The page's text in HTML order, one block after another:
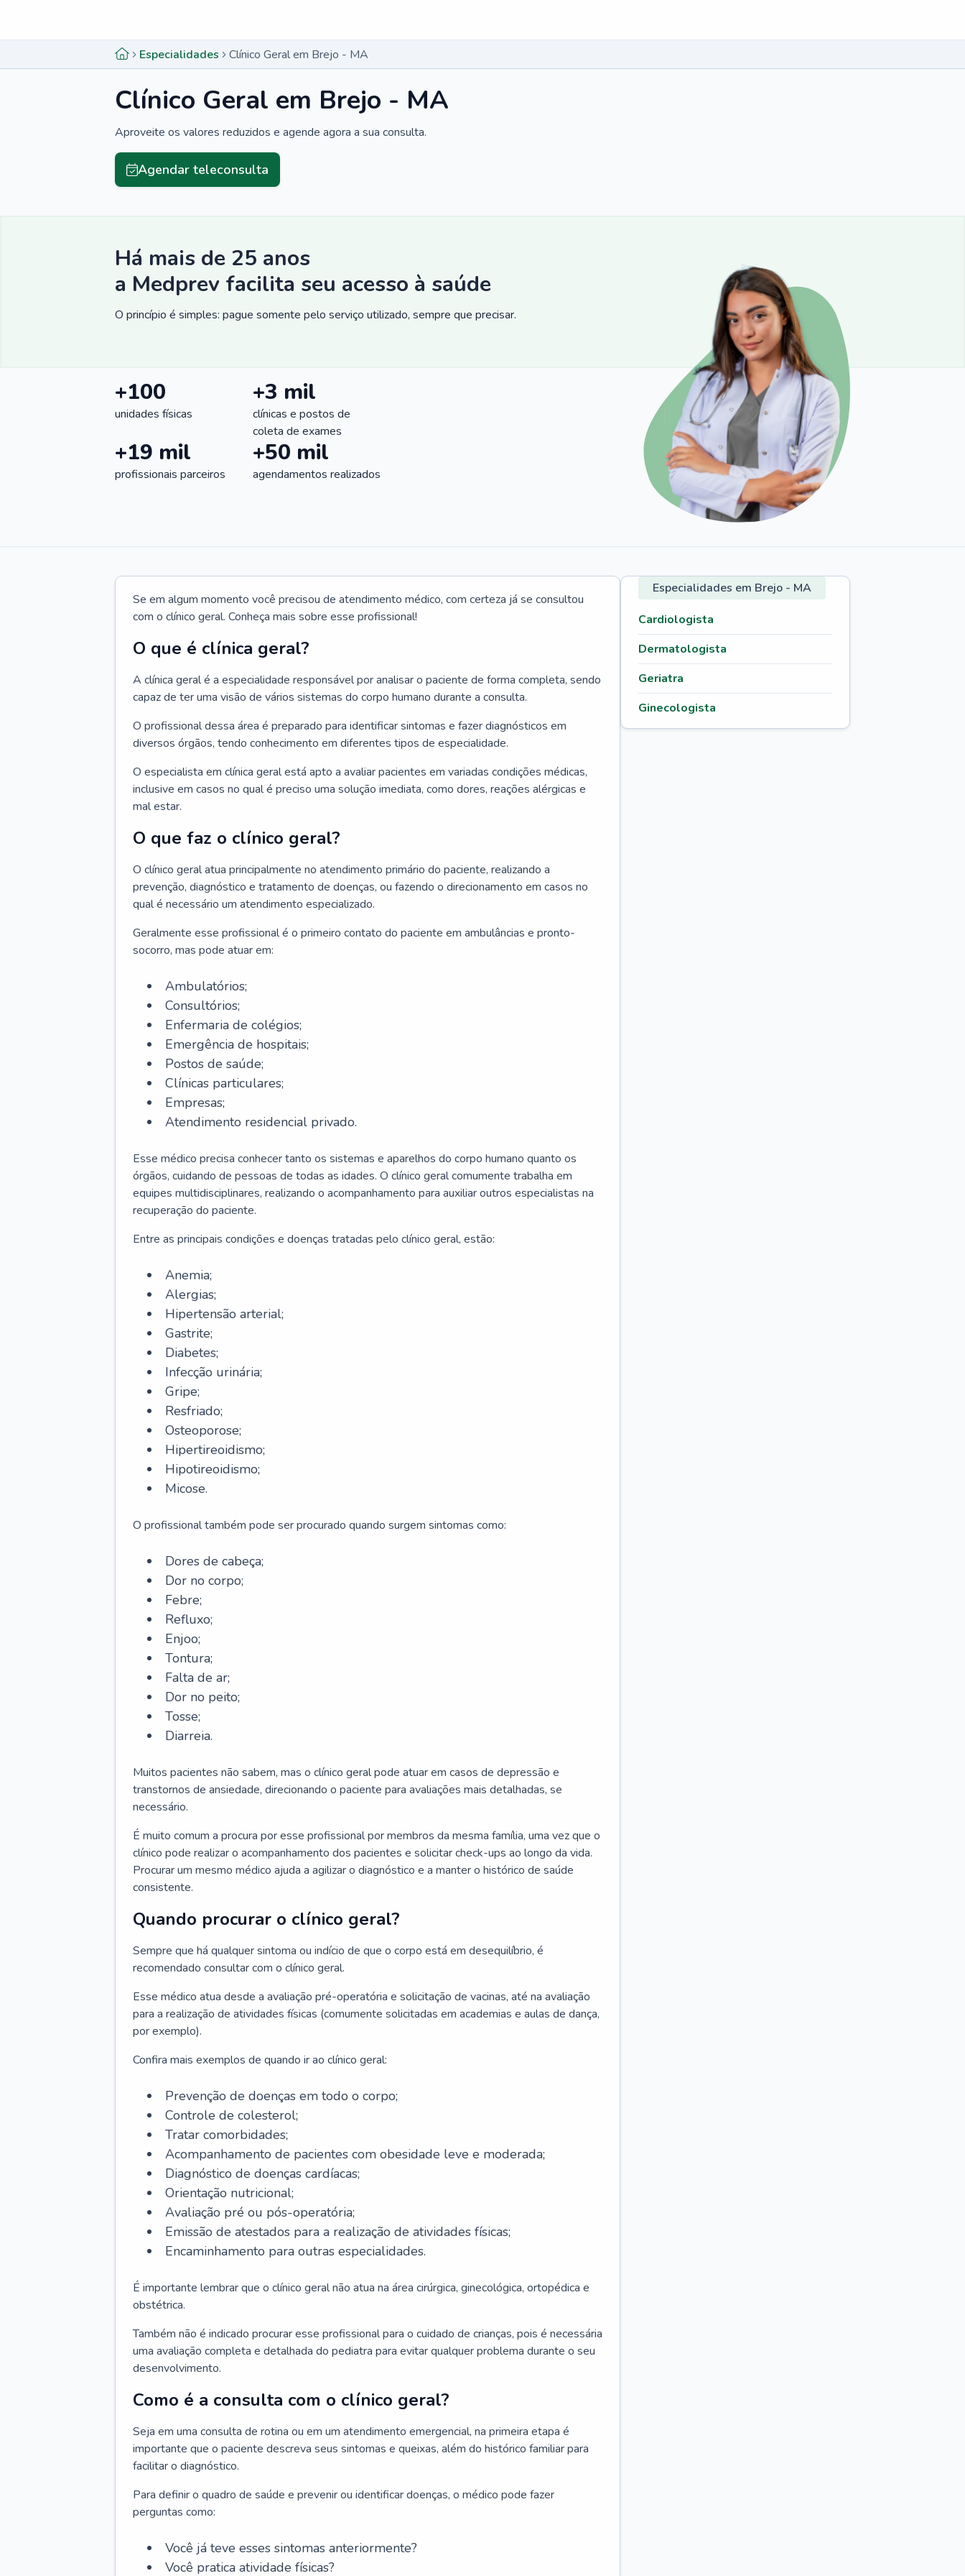
Especialidades Clínico Geral em Brejo - MA
Clínico Geral em Brejo - MA
Aproveite os valores reduzidos e agende agora a sua consulta.
Agendar teleconsulta
Há mais de 25 anos
a Medprev facilita seu acesso à saúde
O princípio é simples: pague somente pelo serviço utilizado, sempre que precisar.
+100
unidades físicas
+3 mil
clínicas e postos de
coleta de exames
+19 mil
profissionais parceiros
+50 mil
agendamentos realizados
Se em algum momento você precisou de atendimento médico, com certeza já se consultou
com o clínico geral. Conheça mais sobre esse profissional!
O que é clínica geral?
A clínica geral é a especialidade responsável por analisar o paciente de forma completa, sendo
capaz de ter uma visão de vários sistemas do corpo humano durante a consulta.
O profissional dessa área é preparado para identificar sintomas e fazer diagnósticos em
diversos órgãos, tendo conhecimento em diferentes tipos de especialidade.
O especialista em clínica geral está apto a avaliar pacientes em variadas condições médicas,
inclusive em casos no qual é preciso uma solução imediata, como dores, reações alérgicas e
mal estar.
O que faz o clínico geral?
O clínico geral atua principalmente no atendimento primário do paciente, realizando a
prevenção, diagnóstico e tratamento de doenças, ou fazendo o direcionamento em casos no
qual é necessário um atendimento especializado.
Geralmente esse profissional é o primeiro contato do paciente em ambulâncias e pronto-
socorro, mas pode atuar em:
Ambulatórios;
Consultórios;
Enfermaria de colégios;
Emergência de hospitais;
Postos de saúde;
Clínicas particulares;
Empresas;
Atendimento residencial privado.
Esse médico precisa conhecer tanto os sistemas e aparelhos do corpo humano quanto os
órgãos, cuidando de pessoas de todas as idades. O clínico geral comumente trabalha em
equipes multidisciplinares, realizando o acompanhamento para auxiliar outros especialistas na
recuperação do paciente.
Entre as principais condições e doenças tratadas pelo clínico geral, estão:
Anemia;
Alergias;
Hipertensão arterial;
Gastrite;
Diabetes;
Infecção urinária;
Gripe;
Resfriado;
Osteoporose;
Hipertireoidismo;
Hipotireoidismo;
Micose.
O profissional também pode ser procurado quando surgem sintomas como:
Dores de cabeça;
Dor no corpo;
Febre;
Refluxo;
Enjoo;
Tontura;
Falta de ar;
Dor no peito;
Tosse;
Diarreia.
Muitos pacientes não sabem, mas o clínico geral pode atuar em casos de depressão e
transtornos de ansiedade, direcionando o paciente para avaliações mais detalhadas, se
necessário.
É muito comum a procura por esse profissional por membros da mesma família, uma vez que o
clínico pode realizar o acompanhamento dos pacientes e solicitar check-ups ao longo da vida.
Procurar um mesmo médico ajuda a agilizar o diagnóstico e a manter o histórico de saúde
consistente.
Quando procurar o clínico geral?
Sempre que há qualquer sintoma ou indício de que o corpo está em desequilíbrio, é
recomendado consultar com o clínico geral.
Esse médico atua desde a avaliação pré-operatória e solicitação de vacinas, até na avaliação
para a realização de atividades físicas (comumente solicitadas em academias e aulas de dança,
por exemplo).
Confira mais exemplos de quando ir ao clínico geral:
Prevenção de doenças em todo o corpo;
Controle de colesterol;
Tratar comorbidades;
Acompanhamento de pacientes com obesidade leve e moderada;
Diagnóstico de doenças cardíacas;
Orientação nutricional;
Avaliação pré ou pós-operatória;
Emissão de atestados para a realização de atividades físicas;
Encaminhamento para outras especialidades.
É importante lembrar que o clínico geral não atua na área cirúrgica, ginecológica, ortopédica e
obstétrica.
Também não é indicado procurar esse profissional para o cuidado de crianças, pois é necessária
uma avaliação completa e detalhada do pediatra para evitar qualquer problema durante o seu
desenvolvimento.
Como é a consulta com o clínico geral?
Seja em uma consulta de rotina ou em um atendimento emergencial, na primeira etapa é
importante que o paciente descreva seus sintomas e queixas, além do histórico familiar para
facilitar o diagnóstico.
Para definir o quadro de saúde e prevenir ou identificar doenças, o médico pode fazer
perguntas como:
Você já teve esses sintomas anteriormente?
Você pratica atividade físicas?
Especialidades em Brejo - MA
Cardiologista
Dermatologista
Geriatra
Ginecologista